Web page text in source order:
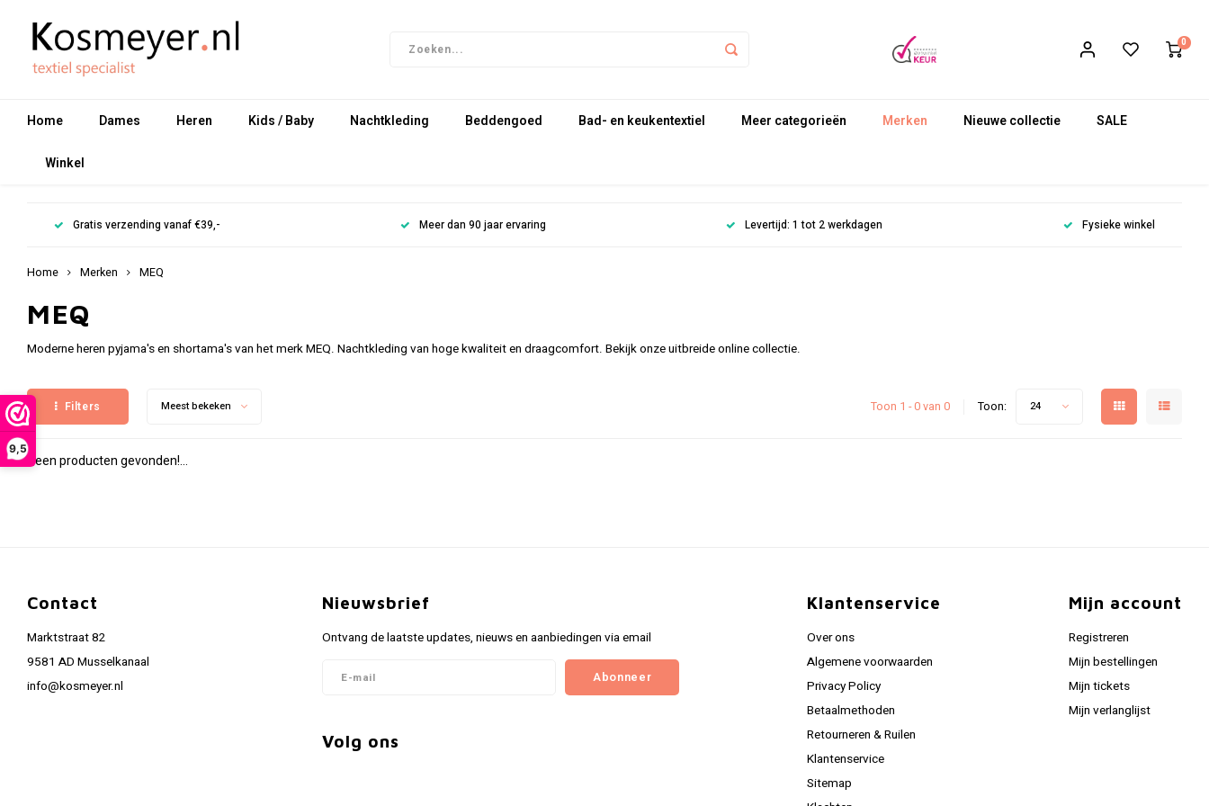
9,5
0
Home Dames Heren Kids / Baby Nachtkleding Beddengoed Bad- en keukentextiel Meer categorieën Merken Nieuwe collectie SALE
Winkel
Gratis verzending vanaf €39,- Meer dan 90 jaar ervaring Levertijd: 1 tot 2 werkdagen Fysieke winkel
Home Merken MEQ
MEQ
Moderne heren pyjama's en shortama's van het merk MEQ. Nachtkleding van hoge kwaliteit en draagcomfort. Bekijk onze uitbreide online collectie.
Filters Meest bekeken Toon 1 - 0 van 0 Toon: 24
Geen producten gevonden!...
Contact
Marktstraat 82
9581 AD Musselkanaal
info@kosmeyer.nl
Nieuwsbrief
Ontvang de laatste updates, nieuws en aanbiedingen via email
Abonneer
Volg ons
Klantenservice
Over ons
Algemene voorwaarden
Privacy Policy
Betaalmethoden
Retourneren & Ruilen
Klantenservice
Sitemap
Mijn account
Registreren
Mijn bestellingen
Mijn tickets
Mijn verlanglijst